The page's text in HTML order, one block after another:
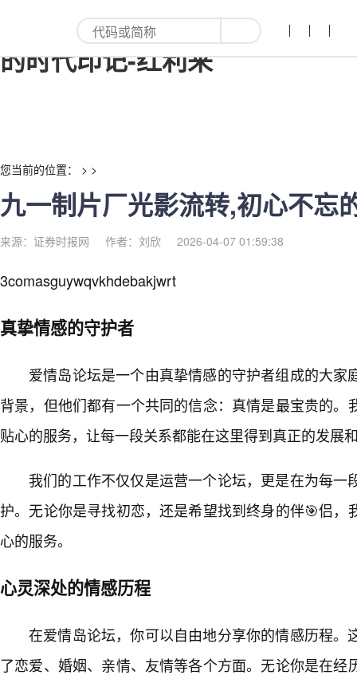
九一制片厂光影流转,初心不忘
的时代印记-红利来
您当前的位置： > >
九一制片厂光影流转,初心不忘
来源：证券时报网 作者：刘欣 2026-04-07 01:59:38
3comasguywqvkhdebakjwrt
真挚情感的守护者
爱情岛论坛是一个由真挚情感的守护者组成的大家
背景，但他们都有一个共同的信念：真情是最宝贵的。
贴心的服务，让每一段关系都能在这里得到真正的发展
我们的工作不仅仅是运营一个论坛，更是在为每一
护。无论你是寻找初恋，还是希望找到终身的伴🎯侣，
心的服务。
心灵深处的情感历程
在爱情岛论坛，你可以自由地分享你的情感历程。
了恋爱、婚姻、亲情、友情等各个方面。无论你是在经